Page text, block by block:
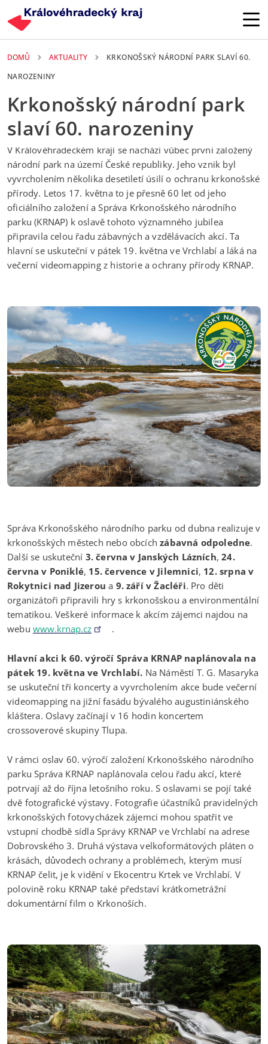
DOMŮ AKTUALITY
KRKONOŠSKÝ NÁRODNÍ PARK SLAVÍ 60.
NAROZENINY
Krkonošský národní park
slaví 60. narozeniny
17. 05. 2023
V Královéhradeckém kraji se nachází vůbec první založený
národní park na území České republiky. Jeho vznik byl
vyvrcholením několika desetiletí úsilí o ochranu krkonošské
přírody. Letos 17. května to je přesně 60 let od jeho
oficiálního založení a Správa Krkonošského národního
parku (KRNAP) k oslavě tohoto významného jubilea
připravila celou řadu zábavných a vzdělávacích akcí. Ta
hlavní se uskuteční v pátek 19. května ve Vrchlabí a láká na
večerní videomapping z historie a ochrany přírody KRNAP.
Správa Krkonošského národního parku od dubna realizuje v
krkonošských městech nebo obcíchzábavná odpoledne.
Další se uskuteční 3. června v Janských Lázních,24.
června v Poniklé, 15. července v Jilemnici, 12. srpna v
Rokytnici nad Jizerou a 9. září v Žacléři. Pro děti
organizátoři připravili hry s krkonošskou a environmentální
tematikou. Veškeré informace k akcím zájemci najdou na
webu www.krnap.cz .
Hlavní akci k 60. výročí Správa KRNAP naplánovala na
pátek 19. května ve Vrchlabí. Na Náměstí T. G. Masaryka
se uskuteční tři koncerty a vyvrcholením akce bude večerní
videomapping na jižní fasádu bývalého augustiniánského
kláštera. Oslavy začínají v 16 hodin koncertem
crossoverové skupiny Tlupa.
V rámci oslav 60. výročí založení Krkonošského národního
parku Správa KRNAP naplánovala celou řadu akcí, které
potrvají až do října letošního roku. S oslavami se pojí také
dvě fotografické výstavy. Fotografie účastníků pravidelných
krkonošských fotovycházek zájemci mohou spatřit ve
vstupní chodbě sídla Správy KRNAP ve Vrchlabí na adrese
Dobrovského 3. Druhá výstava velkoformátových pláten o
krásách, důvodech ochrany a problémech, kterým musí
KRNAP čelit, je k vidění v Ekocentru Krtek ve Vrchlabí. V
polovině roku KRNAP také představí krátkometrážní
dokumentární film o Krkonoších.